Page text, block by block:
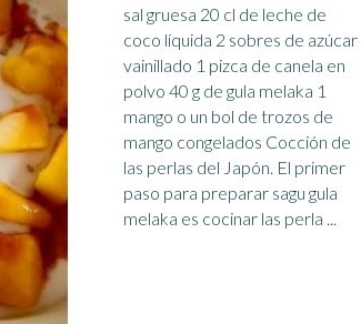
sal gruesa 20 cl de leche de
coco líquida 2 sobres de azúcar
vainillado 1 pizca de canela en
polvo 40 g de gula melaka 1
mango o un bol de trozos de
mango congelados Cocción de
las perlas del Japón. El primer
paso para preparar sagu gula
melaka es cocinar las perla ...